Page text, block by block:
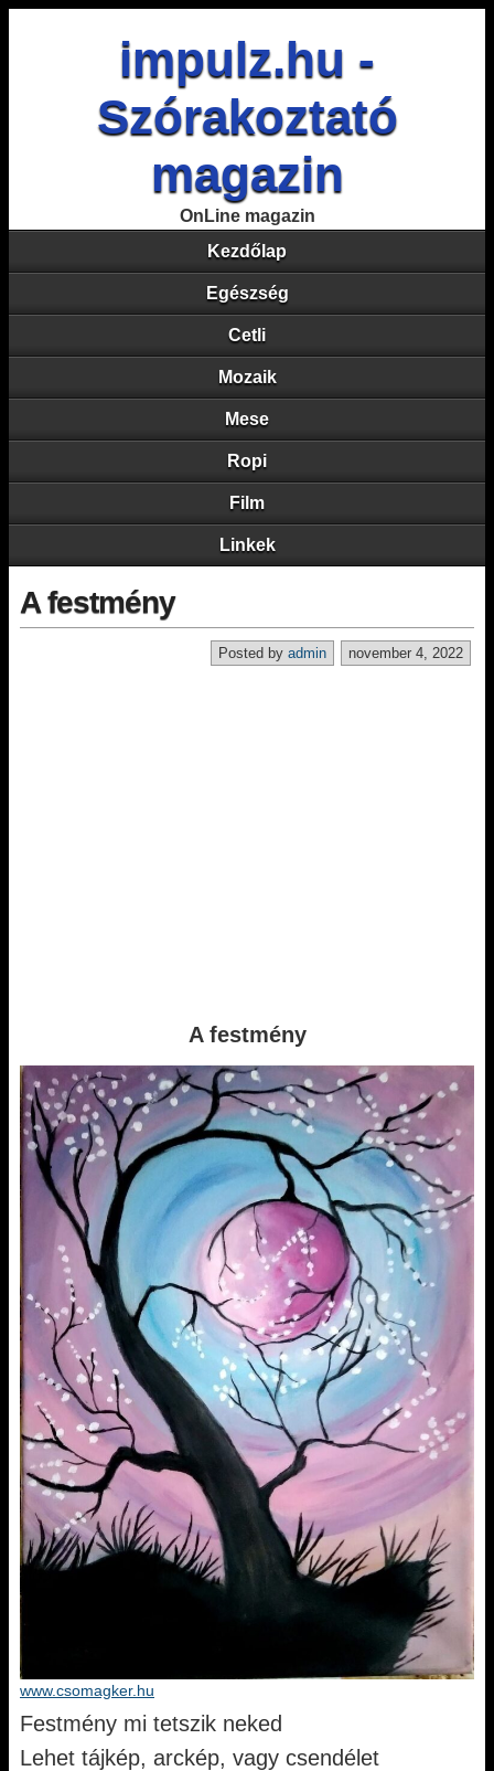
impulz.hu -
Szórakoztató
magazin
OnLine magazin
Kezdőlap
Egészség
Cetli
Mozaik
Mese
Ropi
Film
Linkek
A festmény
november 4, 2022
Posted by admin
A festmény
www.csomagker.hu
Festmény mi tetszik neked
Lehet tájkép, arckép, vagy csendélet